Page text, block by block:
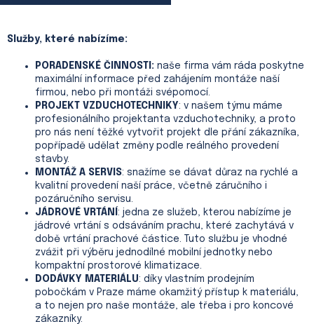
Služby, které nabízíme:
PORADENSKÉ ČINNOSTI: naše firma vám ráda poskytne
maximální informace před zahájením montáže naší
firmou, nebo při montáži svépomocí.
PROJEKT VZDUCHOTECHNIKY: v našem týmu máme
profesionálního projektanta vzduchotechniky, a proto
pro nás není těžké vytvořit projekt dle přání zákazníka,
popřípadě udělat změny podle reálného provedení
stavby.
MONTÁŽ A SERVIS: snažíme se dávat důraz na rychlé a
kvalitní provedení naší práce, včetně záručního i
pozáručního servisu.
JÁDROVÉ VRTÁNÍ : jedna ze služeb, kterou nabízíme je
jádrové vrtání s odsáváním prachu, které zachytává v
době vrtání prachové částice. Tuto službu je vhodné
zvážit při výběru jednodílné mobilní jednotky nebo
kompaktní prostorové klimatizace.
DODÁVKY MATERIÁLU: díky vlastním prodejním
pobočkám v Praze máme okamžitý přístup k materiálu,
a to nejen pro naše montáže, ale třeba i pro koncové
zákazníky.